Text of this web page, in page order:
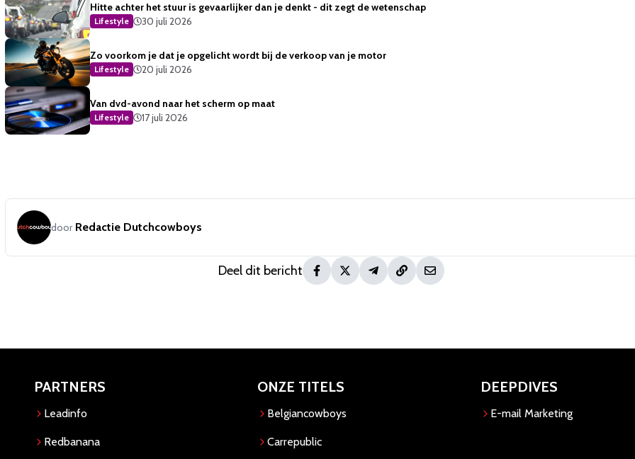
Hitte achter het stuur is gevaarlijker dan je denkt - dit zegt de wetenschap
Lifestyle 30 juli 2026
Zo voorkom je dat je opgelicht wordt bij de verkoop van je motor
Lifestyle 20 juli 2026
Van dvd-avond naar het scherm op maat
Lifestyle 17 juli 2026
door Redactie Dutchcowboys
Deel dit bericht
PARTNERS
Leadinfo
Redbanana
ONZE TITELS
Belgiancowboys
Carrepublic
DEEPDIVES
E-mail Marketing